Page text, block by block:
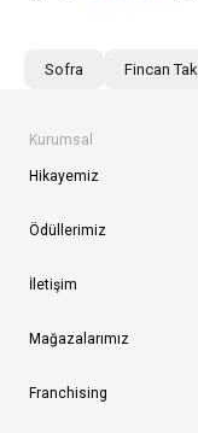
Sofra Fincan
Kurumsal
Hikayemiz
Ödüllerimiz
İletişim
Mağazalarımız
Franchising